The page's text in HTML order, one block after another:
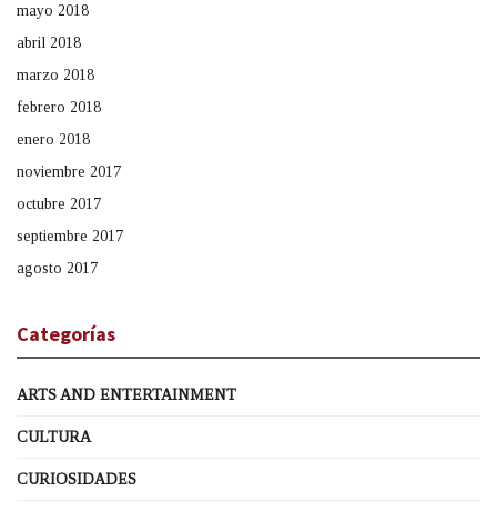
mayo 2018
abril 2018
marzo 2018
febrero 2018
enero 2018
noviembre 2017
octubre 2017
septiembre 2017
agosto 2017
Categorías
ARTS AND ENTERTAINMENT
CULTURA
CURIOSIDADES